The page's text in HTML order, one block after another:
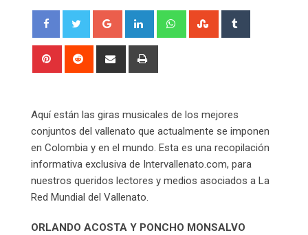
Google+ LinkedIn WhatsappStumbleUpon
Pinterest Reddit
Share
Aquí están las giras musicales de los mejores
conjuntos del vallenato que actualmente se imponen
en Colombia y en el mundo. Esta es una recopilación
informativa exclusiva de Intervallenato.com, para
nuestros queridos lectores y medios asociados a La
Red Mundial del Vallenato.
ORLANDO ACOSTA Y PONCHO MONSALVO